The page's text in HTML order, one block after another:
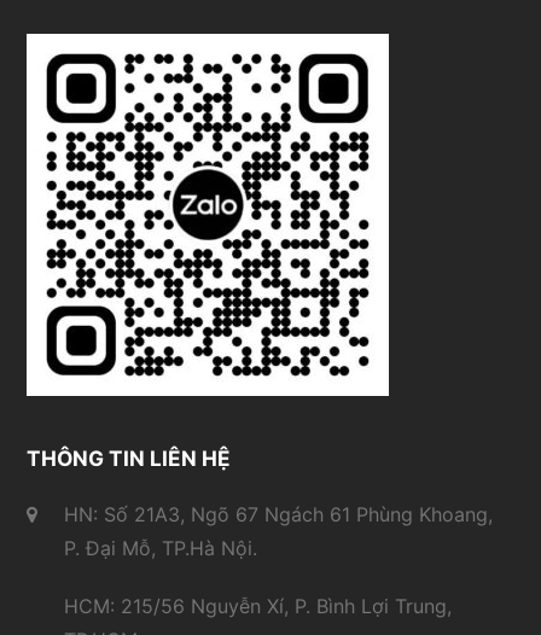
THÔNG TIN LIÊN HỆ
HN: Số 21A3, Ngõ 67 Ngách 61 Phùng Khoang,
P. Đại Mỗ, TP.Hà Nội.
HCM: 215/56 Nguyễn Xí, P. Bình Lợi Trung,